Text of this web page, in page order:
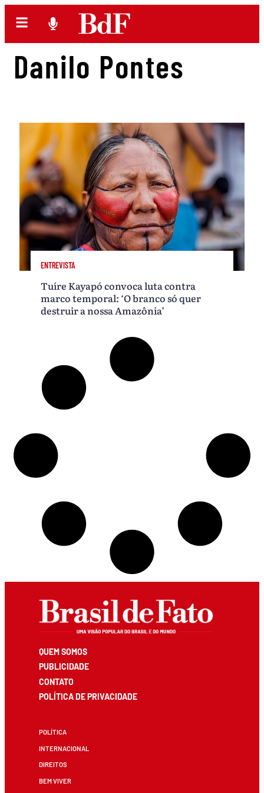
Danilo Pontes
ENTREVISTA
Tuíre Kayapó convoca luta contra
marco temporal: ‘O branco só quer
destruir a nossa Amazônia’
QUEM SOMOS
PUBLICIDADE
CONTATO
POLÍTICA DE PRIVACIDADE
POLÍTICA
INTERNACIONAL
DIREITOS
BEM VIVER